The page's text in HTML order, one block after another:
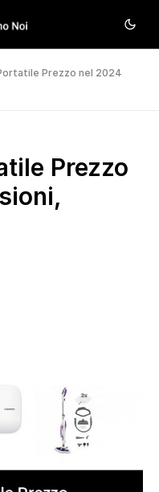
Prezzo nel 2024
Prezzo